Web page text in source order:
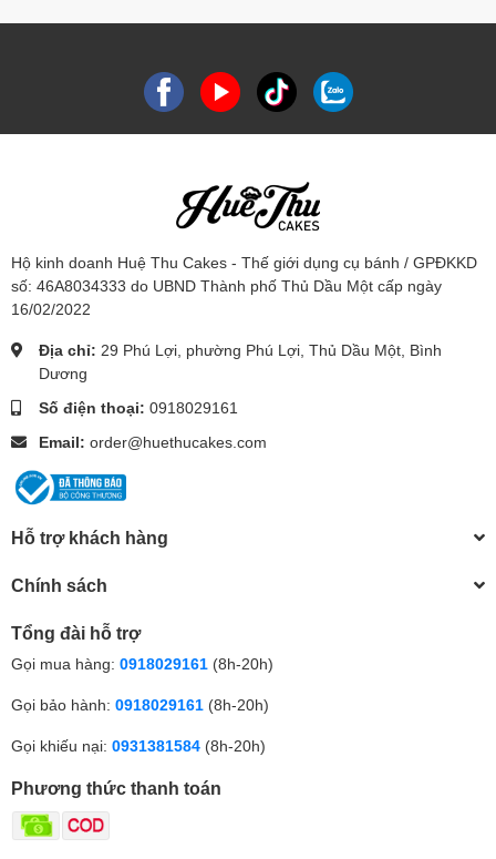
Hộ kinh doanh Huệ Thu Cakes - Thế giới dụng cụ bánh / GPĐKKD
số: 46A8034333 do UBND Thành phố Thủ Dầu Một cấp ngày
16/02/2022
Địa chỉ: 29 Phú Lợi, phường Phú Lợi, Thủ Dầu Một, Bình
Dương
Số điện thoại: 0918029161
Email: order@huethucakes.com
Hỗ trợ khách hàng
Chính sách
Tổng đài hỗ trợ
Gọi mua hàng: 0918029161 (8h-20h)
Gọi bảo hành: 0918029161 (8h-20h)
Gọi khiếu nại: 0931381584 (8h-20h)
Phương thức thanh toán